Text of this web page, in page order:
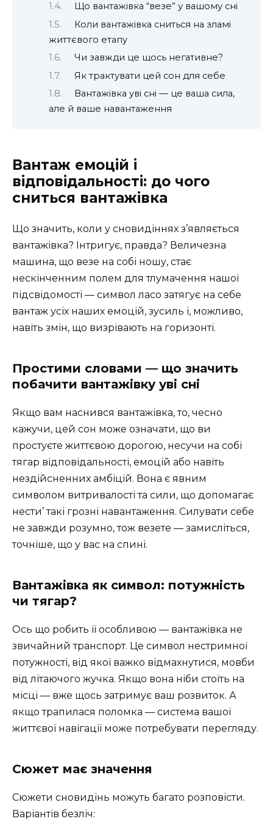
Що вантажівка “везе” у вашому сні
Коли вантажівка сниться на зламі
життєвого етапу
Чи завжди це щось негативне?
Як трактувати цей сон для себе
Вантажівка уві сні — це ваша сила,
але й ваше навантаження
Вантаж емоцій і
відповідальності: до чого
сниться вантажівка
Що значить, коли у сновидіннях з’являється
вантажівка? Інтригує, правда? Величезна
машина, що везе на собі ношу, стає
нескінченним полем для тлумачення нашої
підсвідомості — символ ласо затягує на себе
вантаж усіх наших емоцій, зусиль і, можливо,
навіть змін, що визрівають на горизонті.
Простими словами — що значить
побачити вантажівку уві сні
Якщо вам наснився вантажівка, то, чесно
кажучи, цей сон може означати, що ви
простуєте життєвою дорогою, несучи на собі
тягар відповідальності, емоцій або навіть
нездійсненних амбіцій. Вона є явним
символом витривалості та сили, що допомагає
нести’ такі грозні навантаження. Силувати себе
не завжди розумно, тож везете — замисліться,
точніше, що у вас на спині.
Вантажівка як символ: потужність
чи тягар?
Ось що робить її особливою — вантажівка не
звичайний транспорт. Це символ нестримної
потужності, від якої важко відмахнутися, мовби
від літаючого жучка. Якщо вона ніби стоїть на
місці — вже щось затримує ваш розвиток. А
якщо трапилася поломка — система вашої
життєвої навігації може потребувати перегляду.
Сюжет має значення
Сюжети сновидінь можуть багато розповісти.
Варіантів безліч: